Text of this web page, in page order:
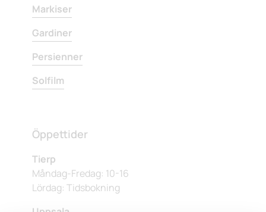
Markiser
Gardiner
Persienner
Solfilm
Öppettider
Tierp
Måndag-Fredag: 10-16
Lördag: Tidsbokning